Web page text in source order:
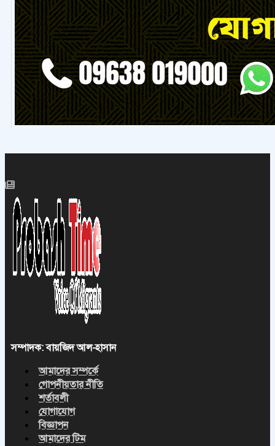
সম্পাদক: বায়জিদ আল-হাসান
আমাদের সম্পর্কে
গোপনীয়তার নীতি
শর্তাবলী
যোগাযোগ
বিজ্ঞাপন
আমাদের টিম